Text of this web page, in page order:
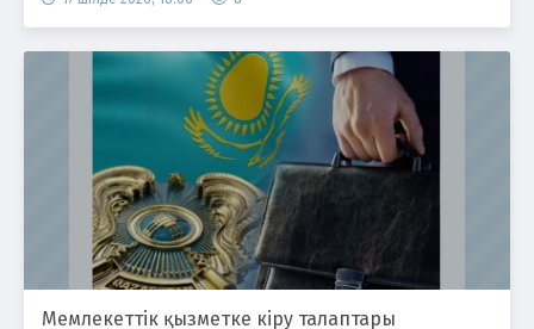
Мемлекеттік қызметке кіру талаптары